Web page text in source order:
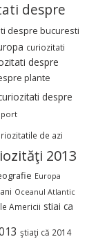
despre
despre bucuresti
curiozitati
despre
plante
despre
de azi
2013
Europa
Oceanul Atlantic
Americii stiai ca
ştiaţi că 2014